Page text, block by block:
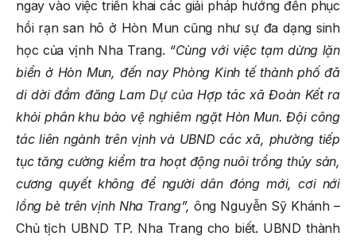
ngay vào việc triển khai các giải pháp hướng đến phục
hồi rạn san hô ở Hòn Mun cũng như sự đa dạng sinh
học của vịnh Nha Trang. “Cùng với việc tạm dừng lặn
biển ở Hòn Mun, đến nay Phòng Kinh tế thành phố đã
di dời đầm đăng Lam Dự của Hợp tác xã Đoàn Kết ra
khỏi phân khu bảo vệ nghiêm ngặt Hòn Mun. Đội công
tác liên ngành trên vịnh và UBND các xã, phường tiếp
tục tăng cường kiểm tra hoạt động nuôi trồng thủy sản,
cương quyết không để người dân đóng mới, cơi nới
lồng bè trên vịnh Nha Trang”, ông Nguyễn Sỹ Khánh –
Chủ tịch UBND TP. Nha Trang cho biết. UBND thành